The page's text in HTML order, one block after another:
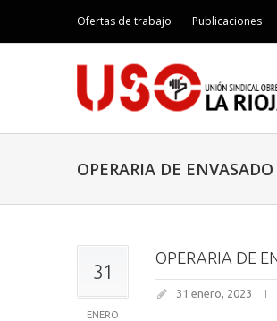
Ofertas de trabajo Publicaciones
OPERARIA DE
31
ENERO
OPERARIA DE
31 enero, 2023